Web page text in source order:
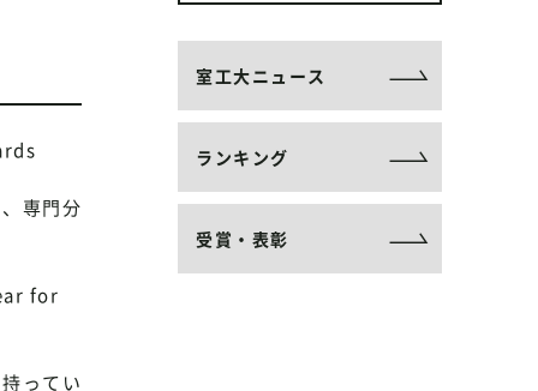
専門分
for
ってい
室工大ニュース
ランキング
受賞・表彰